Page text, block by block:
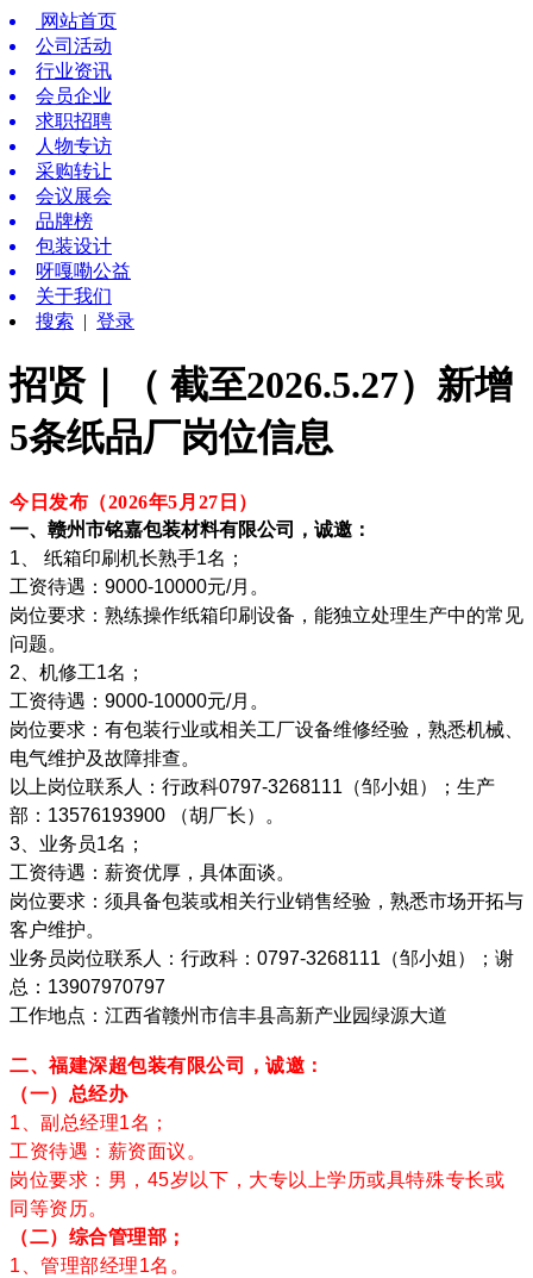
网站首页
公司活动
行业资讯
会员企业
求职招聘
人物专访
采购转让
会议展会
品牌榜
包装设计
呀嘎嘞公益
关于我们
搜索 | 登录
招贤｜（ 截至2026.5.27）新增
5条纸品厂岗位信息
今日发布（2026年5月27 日 ）
一、赣州市铭嘉包装材料有限公司，诚邀：
1、 纸箱印刷机长熟手1名；
工资待遇：9000-10000元/月。
岗位要求：熟练操作纸箱印刷设备，能独立处理生产中的常见
问题。
2、机修工1名；
工资待遇：9000-10000元/月。
岗位要求：有包装行业或相关工厂设备维修经验，熟悉机械、
电气维护及故障排查。
以上岗位联系人：行政科0797-3268111（邹小姐）；生产
部：13576193900 （胡厂长）。
3、业务员1名；
工资待遇：薪资优厚，具体面谈。
岗位要求：须具备包装或相关行业销售经验，熟悉市场开拓与
客户维护。
业务员岗位联系人：行政科：0797-3268111（邹小姐）；谢
总：13907970797
工作地点：江西省赣州市信丰县高新产业园绿源大道
二、福建深超包装有限公司，诚邀：
（一）总经办
1、副总经理1名；
工资待遇：薪资面议。
岗位要求：男，45岁以下，大专以上学历或具特殊专长或
同等资历。
（二）综合管理部；
1、管理部经理1名。